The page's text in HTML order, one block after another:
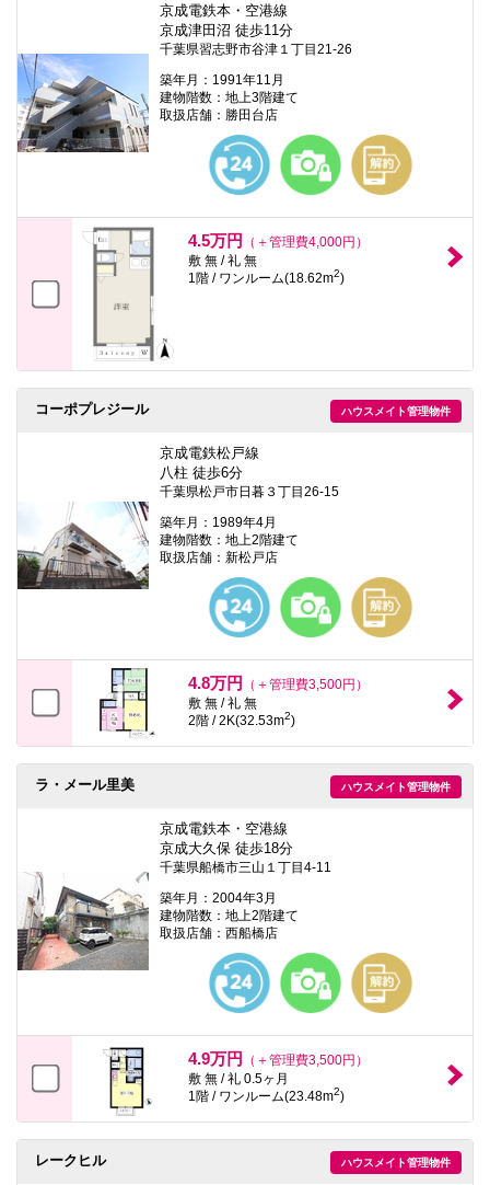
京成電鉄本・空港線
京成津田沼 徒歩11分
千葉県習志野市谷津１丁目21-26
築年月：1991年11月
建物階数：地上3階建て
取扱店舗：勝田台店
4.5万円
（＋管理費4,000円）
敷 無 / 礼 無
1階 / ワンルーム(18.62m2)
ハウスメイト管理物件
コーポプレジール
京成電鉄松戸線
八柱 徒歩6分
千葉県松戸市日暮３丁目26-15
築年月：1989年4月
建物階数：地上2階建て
取扱店舗：新松戸店
4.8万円
（＋管理費3,500円）
敷 無 / 礼 無
2階 / 2K(32.53m2)
ハウスメイト管理物件
ラ・メール里美
京成電鉄本・空港線
京成大久保 徒歩18分
千葉県船橋市三山１丁目4-11
築年月：2004年3月
建物階数：地上2階建て
取扱店舗：西船橋店
4.9万円
（＋管理費3,500円）
敷 無 / 礼 0.5ヶ月
1階 / ワンルーム(23.48m2)
ハウスメイト管理物件
レークヒル